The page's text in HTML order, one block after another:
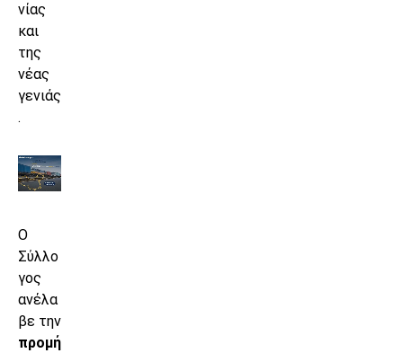
νίας
και
της
νέας
γενιάς
.
Ο
Σύλλο
γος
ανέλα
βε την
προμή